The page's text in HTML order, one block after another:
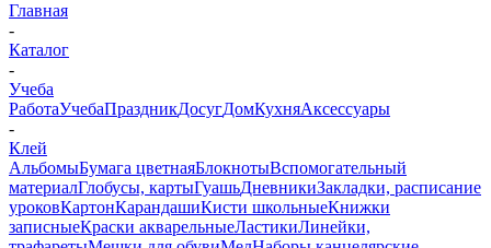
Главная
-
Каталог
-
Учеба
РаботаУчебаПраздникДосугДомКухняАксессуары
-
Клей
АльбомыБумага цветнаяБлокнотыВспомогательный
материалГлобусы, картыГуашьДневникиЗакладки, расписание
уроковКартонКарандашиКисти школьныеКнижки
записныеКраски акварельныеЛастикиЛинейки,